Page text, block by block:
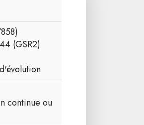
(GSR2)
continue ou